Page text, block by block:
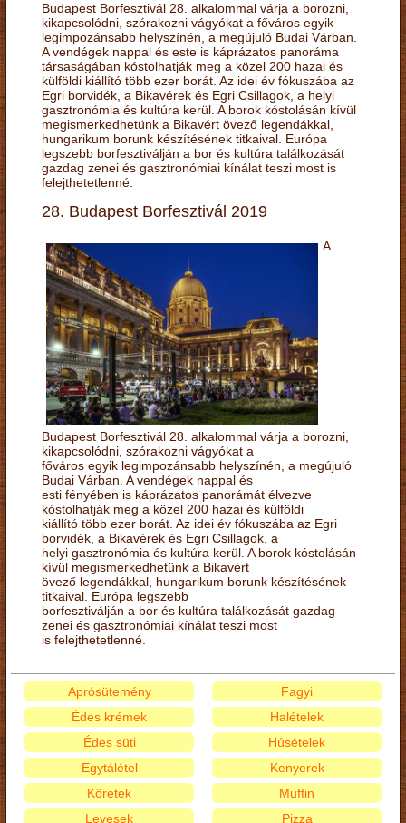
Budapest Borfesztivál 28. alkalommal várja a borozni,
kikapcsolódni, szórakozni vágyókat a főváros egyik
legimpozánsabb helyszínén, a megújuló Budai Várban.
A vendégek nappal és este is káprázatos panoráma
társaságában kóstolhatják meg a közel 200 hazai és
külföldi kiállító több ezer borát. Az idei év fókuszába az
Egri borvidék, a Bikavérek és Egri Csillagok, a helyi
gasztronómia és kultúra kerül. A borok kóstolásán kívül
megismerkedhetünk a Bikavért övező legendákkal,
hungarikum borunk készítésének titkaival. Európa
legszebb borfesztiválján a bor és kultúra találkozását
gazdag zenei és gasztronómiai kínálat teszi most is
felejthetetlenné.
28. Budapest Borfesztivál 2019
A
Budapest Borfesztivál 28. alkalommal várja a borozni,
kikapcsolódni, szórakozni vágyókat a
főváros egyik legimpozánsabb helyszínén, a megújuló
Budai Várban. A vendégek nappal és
esti fényében is káprázatos panorámát élvezve
kóstolhatják meg a közel 200 hazai és külföldi
kiállító több ezer borát. Az idei év fókuszába az Egri
borvidék, a Bikavérek és Egri Csillagok, a
helyi gasztronómia és kultúra kerül. A borok kóstolásán
kívül megismerkedhetünk a Bikavért
övező legendákkal, hungarikum borunk készítésének
titkaival. Európa legszebb
borfesztiválján a bor és kultúra találkozását gazdag
zenei és gasztronómiai kínálat teszi most
is felejthetetlenné.
Aprósütemény
Édes krémek
Édes süti
Egytálétel
Fagyi
Halételek
Húsételek
Kenyerek
Köretek
Levesek
Muffin
Pizza